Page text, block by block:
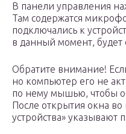
В панели управления
Там содержатся
подключались к
в данный момент, будет
Обратите внимание!
но компьютер его не
по нему мышью, чтобы
После открытия окна
устройства» указывают